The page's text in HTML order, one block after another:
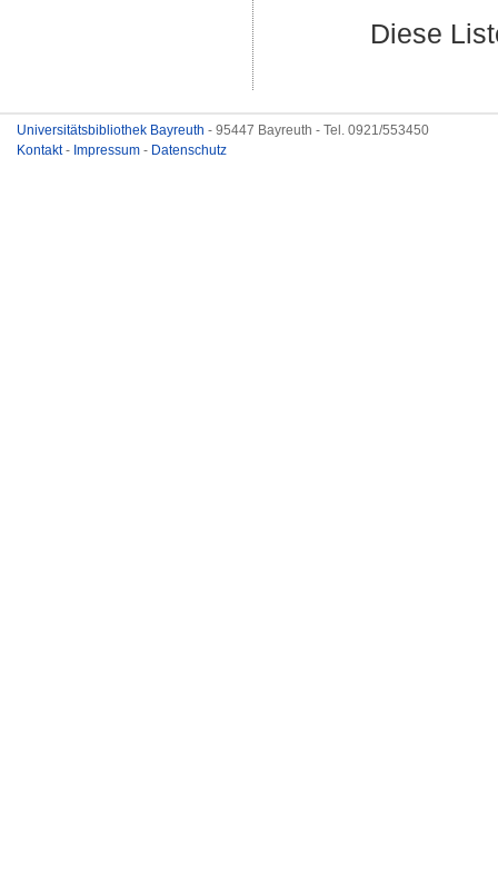
Diese
Universitätsbibliothek Bayreuth - 95447 Bayreuth - Tel. 0921/553450
Kontakt- Impressum - Datenschutz